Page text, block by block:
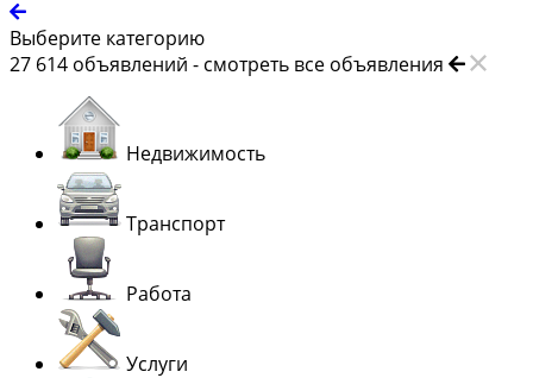
Выберите категорию
27 614 объявлений - смотреть все объявления
Недвижимость
Транспорт
Работа
Услуги